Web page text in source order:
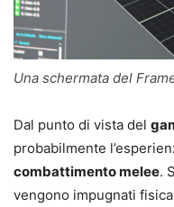
Una schermata del
Dal punto di vista del
probabilmente
combattimento melee.
vengono impugnati